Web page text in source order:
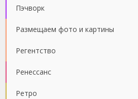
Пэчворк
Размещаем фото и картины
Регентство
Ренессанс
Ретро